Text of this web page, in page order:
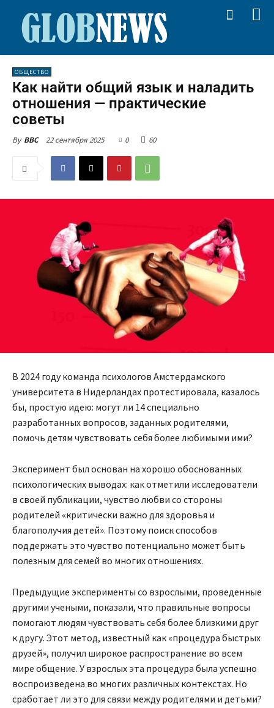
ОБЩЕСТВО
Как найти общий язык и наладить
отношения — практические
советы
By BBC 22 сентября 2025 0 60
В 2024 году команда психологов Амстердамского
университета в Нидерландах протестировала, казалось
бы, простую идею: могут ли 14 специально
разработанных вопросов, заданных родителями,
помочь детям чувствовать себя более любимыми ими?
Эксперимент был основан на хорошо обоснованных
психологических выводах: как отметили исследователи
в своей публикации, чувство любви со стороны
родителей «критически важно для здоровья и
благополучия детей». Поэтому поиск способов
поддержать это чувство потенциально может быть
полезным для семей во многих отношениях.
Предыдущие эксперименты со взрослыми, проведенные
другими учеными, показали, что правильные вопросы
помогают людям чувствовать себя более близкими друг
к другу. Этот метод, известный как «процедура быстрых
друзей», получил широкое распространение во всем
мире общение. У взрослых эта процедура была успешно
воспроизведена во многих различных контекстах. Но
сработает ли это для связи между родителями и детьми?